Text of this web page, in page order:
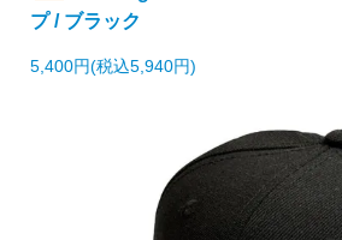
プ / ブラック
5,400円(税込5,940円)